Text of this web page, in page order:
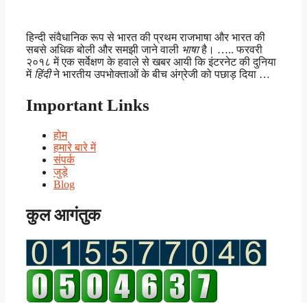
हिन्दी संवैधानिक रूप से भारत की प्रथम राजभाषा और भारत की
सबसे अधिक बोली और समझी जाने वाली भाषाहै। ….. फरवरी
२०१८ में एक सर्वेक्षण के हवाले से खबर आयी कि इंटरनेट की दुनिया
में हिंदीने भारतीय उपभोक्ताओं के बीच अंग्रेजी को पछाड़ दिया …
Important Links
होम
हमारे बारे में
संपर्क
जुड़े
Blog
कुल आगंतुक